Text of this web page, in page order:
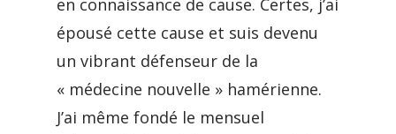
en connaissance de cause. Certes, j’ai
épousé cette cause et suis devenu
un vibrant défenseur de la
« médecine nouvelle » hamérienne.
J’ai même fondé le mensuel